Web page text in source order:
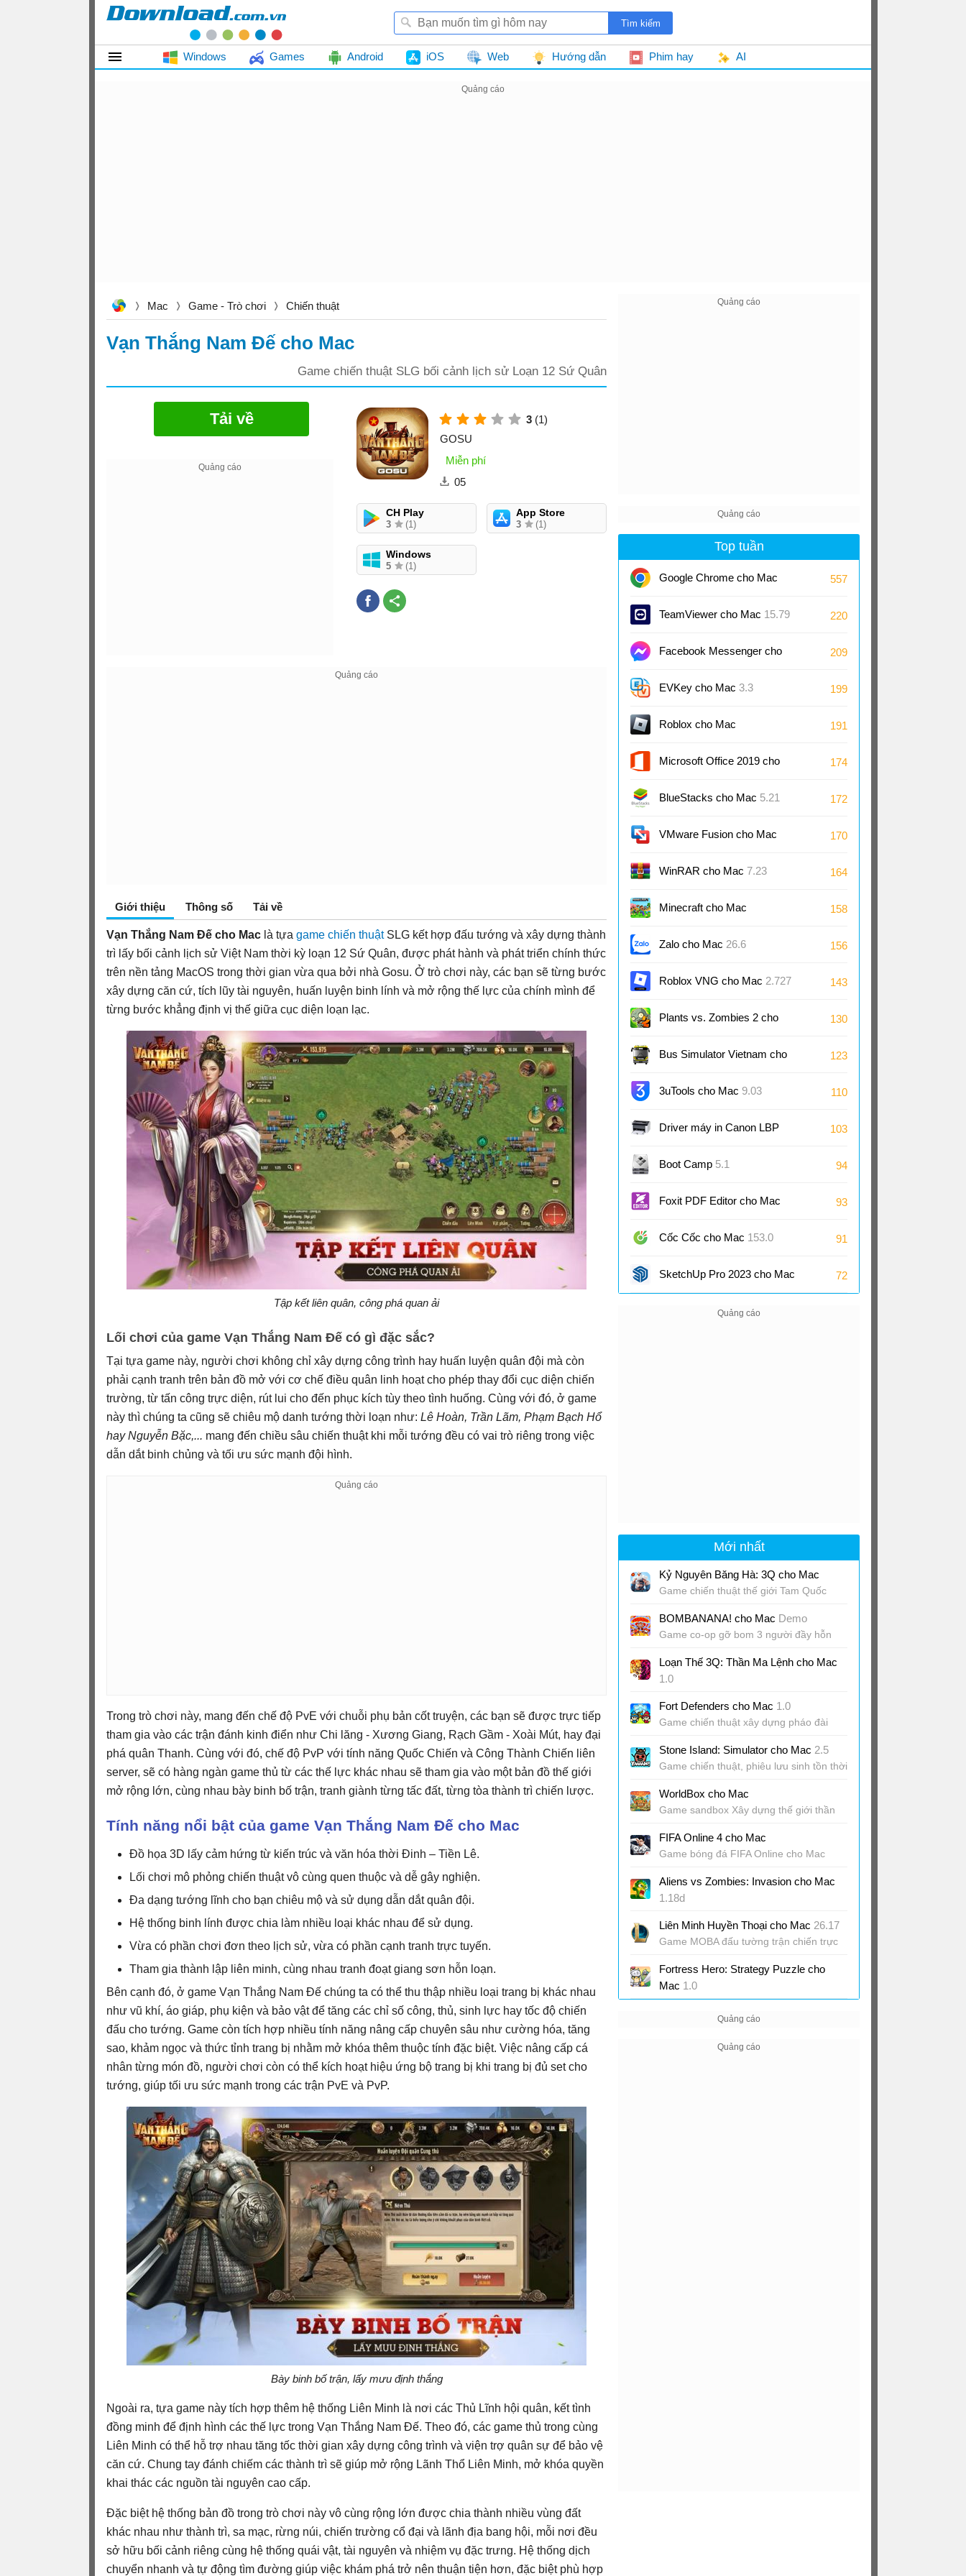
Windows Games Android iOS Web Hướng dẫn Phim hay AI
Mac Game - Trò chơi Chiến thuật
Vạn Thắng Nam Đế cho Mac
Game chiến thuật SLG bối cảnh lịch sử Loạn 12 Sứ Quân
Tải về 3 (1)
GOSU
Miễn phí
05
CH Play
3 (1)
App Store
3 (1)
Windows
5 (1)
Giới thiệu Thông số Tải về
Vạn Thắng Nam Đế cho Mac là tựa game chiến thuậtSLG kết hợp đấu tướng và xây dựng thành
trì lấy bối cảnh lịch sử Việt Nam thời kỳ loạn 12 Sứ Quân, được phát hành và phát triển chính thức
trên nền tảng MacOS trong thời gian vừa qua bởi nhà Gosu. Ở trò chơi này, các bạn sẽ từng bước
xây dựng căn cứ, tích lũy tài nguyên, huấn luyện binh lính và mở rộng thế lực của chính mình để
từng bước khẳng định vị thế giữa cục diện loạn lạc.
Tập kết liên quân, công phá quan ải
Lối chơi của game Vạn Thắng Nam Đế có gì đặc sắc?
Tại tựa game này, người chơi không chỉ xây dựng công trình hay huấn luyện quân đội mà còn
phải cạnh tranh trên bản đồ mở với cơ chế điều quân linh hoạt cho phép thay đổi cục diện chiến
trường, từ tấn công trực diện, rút lui cho đến phục kích tùy theo tình huống. Cùng với đó, ở game
này thì chúng ta cũng sẽ chiêu mộ danh tướng thời loạn như: Lê Hoàn, Trần Lãm, Phạm Bạch Hổ
hay Nguyễn Bặc,... mang đến chiều sâu chiến thuật khi mỗi tướng đều có vai trò riêng trong việc
dẫn dắt binh chủng và tối ưu sức mạnh đội hình.
Trong trò chơi này, mang đến chế độ PvE với chuỗi phụ bản cốt truyện, các bạn sẽ được trực tiếp
tham gia vào các trận đánh kinh điển như Chi lăng - Xương Giang, Rạch Gầm - Xoài Mút, hay đại
phá quân Thanh. Cùng với đó, chế độ PvP với tính năng Quốc Chiến và Công Thành Chiến liên
server, sẽ có hàng ngàn game thủ từ các thế lực khác nhau sẽ tham gia vào một bản đồ thế giới
mở rộng lớn, cùng nhau bày binh bố trận, tranh giành từng tấc đất, từng tòa thành trì chiến lược.
Tính năng nổi bật của game Vạn Thắng Nam Đế cho Mac
Đồ họa 3D lấy cảm hứng từ kiến trúc và văn hóa thời Đinh – Tiền Lê.
Lối chơi mô phỏng chiến thuật vô cùng quen thuộc và dễ gây nghiện.
Đa dạng tướng lĩnh cho bạn chiêu mộ và sử dụng dẫn dắt quân đội.
Hệ thống binh lính được chia làm nhiều loại khác nhau để sử dụng.
Vừa có phần chơi đơn theo lịch sử, vừa có phần cạnh tranh trực tuyến.
Tham gia thành lập liên minh, cùng nhau tranh đoạt giang sơn hỗn loạn.
Bên cạnh đó, ở game Vạn Thắng Nam Đế chúng ta có thể thu thập nhiều loại trang bị khác nhau
như vũ khí, áo giáp, phụ kiện và bảo vật để tăng các chỉ số công, thủ, sinh lực hay tốc độ chiến
đấu cho tướng. Game còn tích hợp nhiều tính năng nâng cấp chuyên sâu như cường hóa, tăng
sao, khảm ngọc và thức tỉnh trang bị nhằm mở khóa thêm thuộc tính đặc biệt. Việc nâng cấp cá
nhân từng món đồ, người chơi còn có thể kích hoạt hiệu ứng bộ trang bị khi trang bị đủ set cho
tướng, giúp tối ưu sức mạnh trong các trận PvE và PvP.
Bày binh bố trận, lấy mưu định thắng
Ngoài ra, tựa game này tích hợp thêm hệ thống Liên Minh là nơi các Thủ Lĩnh hội quân, kết tình
đồng minh để định hình các thế lực trong Vạn Thắng Nam Đế. Theo đó, các game thủ trong cùng
Liên Minh có thể hỗ trợ nhau tăng tốc thời gian xây dựng công trình và viện trợ quân sự để bảo vệ
căn cứ. Chung tay đánh chiếm các thành trì sẽ giúp mở rộng Lãnh Thổ Liên Minh, mở khóa quyền
khai thác các nguồn tài nguyên cao cấp.
Đặc biệt hệ thống bản đồ trong trò chơi này vô cùng rộng lớn được chia thành nhiều vùng đất
khác nhau như thành trì, sa mạc, rừng núi, chiến trường cổ đại và lãnh địa bang hội, mỗi nơi đều
sở hữu bối cảnh riêng cùng hệ thống quái vật, tài nguyên và nhiệm vụ đặc trưng. Hệ thống dịch
chuyển nhanh và tự động tìm đường giúp việc khám phá trở nên thuận tiện hơn, đặc biệt phù hợp
Top tuần
Google Chrome cho Mac
151
557
TeamViewer cho Mac 15.79 220
Facebook Messenger cho
Mac
209
EVKey cho Mac 3.3 199
Roblox cho Mac 191
Microsoft Office 2019 cho
Mac
174
BlueStacks cho Mac 5.21 172
VMware Fusion cho Mac
13.6
170
WinRAR cho Mac 7.23 164
Minecraft cho Mac 158
Zalo cho Mac 26.6 156
Roblox VNG cho Mac 2.727 143
Plants vs. Zombies 2 cho
Mac
130
Bus Simulator Vietnam cho
Mac
123
3uTools cho Mac 9.03 110
Driver máy in Canon LBP
2900/2900B CAPT cho Mac
103
Boot Camp 5.1 94
Foxit PDF Editor cho Mac
2025.2
93
Cốc Cốc cho Mac 153.0 91
SketchUp Pro 2023 cho Mac 72
Mới nhất
Kỷ Nguyên Băng Hà: 3Q cho Mac
Game chiến thuật thế giới Tam Quốc
BOMBANANA! cho Mac Demo
Game co-op gỡ bom 3 người đầy hỗn
Loạn Thế 3Q: Thần Ma Lệnh cho Mac
1.0
tranh Tam Quốc
Fort Defenders cho Mac 1.0
Game chiến thuật xây dựng pháo đài
Stone Island: Simulator cho Mac 2.5
Game chiến thuật, phiêu lưu sinh tồn thời
WorldBox cho Mac
Game sandbox Xây dựng thế giới thần
FIFA Online 4 cho Mac
Game bóng đá FIFA Online cho Mac
Aliens vs Zombies: Invasion cho Mac
1.18d
Liên Minh Huyền Thoại cho Mac 26.17
Game MOBA đấu tường trận chiến trực
Fortress Hero: Strategy Puzzle cho
Mac 1.0
Game chiến thuật, phòng thủ kết hợp